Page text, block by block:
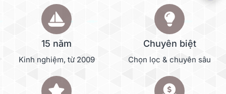
15 năm
Kinh nghiệm, từ 2009
Chuyên biệt
Chọn lọc & chuyên sâu